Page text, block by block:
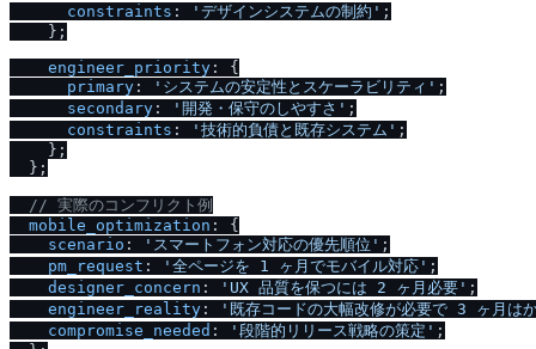
constraints : 'デザインシステムの制約' ;
    };
engineer_priority : {
primary : 'システムの安定性とスケーラビリティ' ;
secondary : '開発・保守のしやすさ' ;
constraints : '技術的負債と既存システム' ;
    };
  };
/ / 実際のコンフリクト例
mobile_optimization : {
scenario : 'スマートフォン対応の優先順位' ;
pm_request : '全ページを 1 ヶ月でモバイル対応' ;
designer_concern : 'UX 品質を保つには 2 ヶ月必要' ;
engineer_reality :
'既存コードの大幅改修が必要で 3 ヶ月は
compromise_needed : '段階的リリース戦略の策定' ;